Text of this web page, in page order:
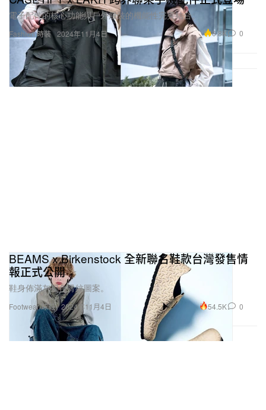
Fashion 時裝
電子配件的核心功能與戶外服裝的機能性完美結合。
2024年11月4日 6.8K 0
Footwear 球鞋
BEAMS x Birkenstock 全新聯名鞋款台灣發售情
報正式公開
鞋身佈滿灰褐色骨紋圖案。
2024年11月4日 54.5K 0